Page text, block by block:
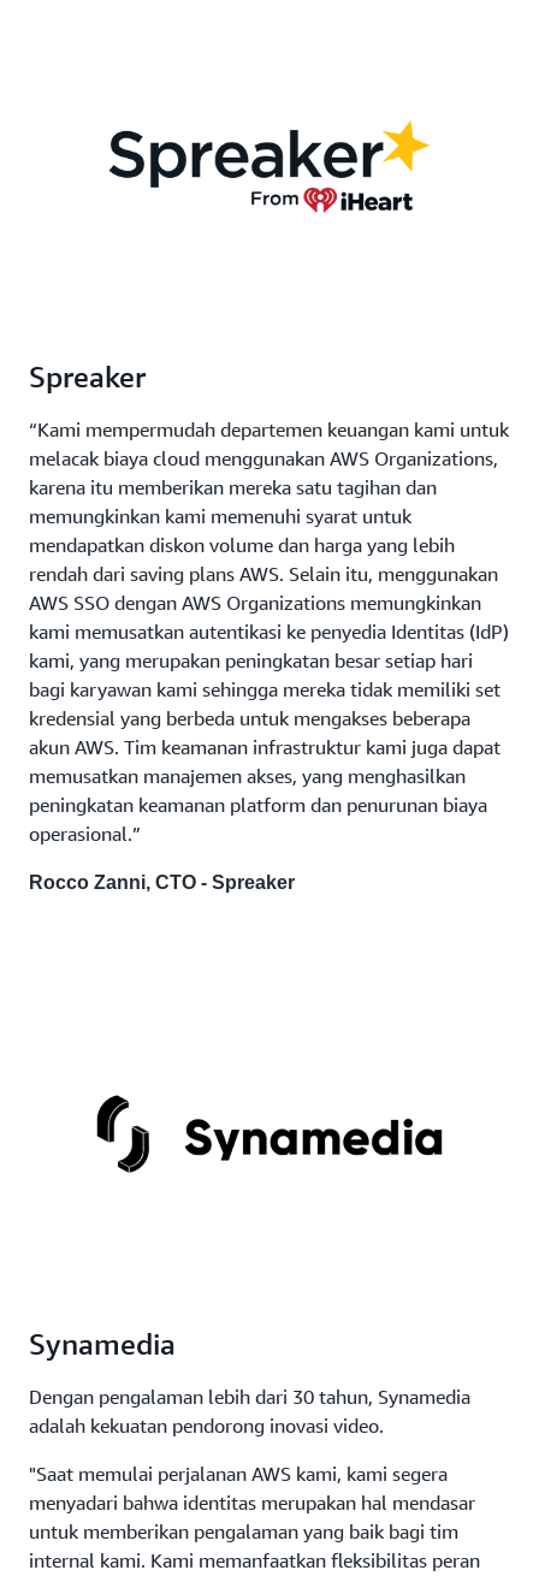
Spreaker
“Kami mempermudah departemen keuangan kami untuk
melacak biaya cloud menggunakan AWS Organizations,
karena itu memberikan mereka satu tagihan dan
memungkinkan kami memenuhi syarat untuk
mendapatkan diskon volume dan harga yang lebih
rendah dari saving plans AWS. Selain itu, menggunakan
AWS SSO dengan AWS Organizations memungkinkan
kami memusatkan autentikasi ke penyedia Identitas (IdP)
kami, yang merupakan peningkatan besar setiap hari
bagi karyawan kami sehingga mereka tidak memiliki set
kredensial yang berbeda untuk mengakses beberapa
akun AWS. Tim keamanan infrastruktur kami juga dapat
memusatkan manajemen akses, yang menghasilkan
peningkatan keamanan platform dan penurunan biaya
operasional.”
Rocco Zanni, CTO - Spreaker
Synamedia
Dengan pengalaman lebih dari 30 tahun, Synamedia
adalah kekuatan pendorong inovasi video.
"Saat memulai perjalanan AWS kami, kami segera
menyadari bahwa identitas merupakan hal mendasar
untuk memberikan pengalaman yang baik bagi tim
internal kami. Kami memanfaatkan fleksibilitas peran